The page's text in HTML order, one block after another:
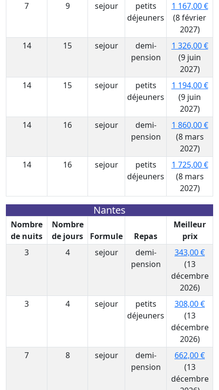
7
9 sejour
petits
déjeuners
1 167,00 €
(8 février
2027)
14
15 sejour
demi-
pension
1 326,00 €
(9 juin
2027)
14
15 sejour
petits
déjeuners
1 194,00 €
(9 juin
2027)
14
16 sejour
demi-
pension
1 860,00 €
(8 mars
2027)
14
16 sejour
petits
déjeuners
1 725,00 €
(8 mars
2027)
Nantes
Nombre
de nuits
Nombre
de jours
Formule Repas
Meilleur
prix
3
4 sejour
demi-
pension
343,00 €
(13
décembre
2026)
3
4 sejour
petits
déjeuners
308,00 €
(13
décembre
2026)
7
8 sejour
demi-
pension
662,00 €
(13
décembre